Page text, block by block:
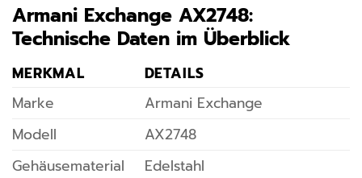
Armani Exchange AX2748:
Technische Daten im Überblick
MERKMAL
DETAILS
Marke
Armani Exchange
Modell
AX2748
Gehäusematerial
Edelstahl